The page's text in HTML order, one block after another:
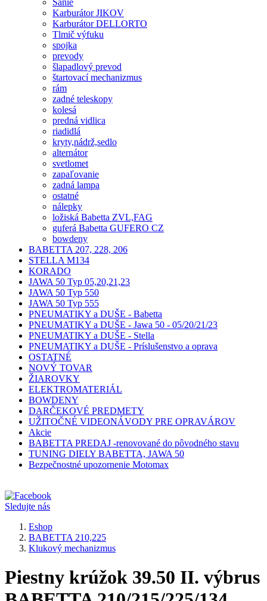
Sanie
Karburátor JIKOV
Karburátor DELLORTO
Tlmič výfuku
spojka
prevody
šlapadlový prevod
štartovací mechanizmus
rám
zadné teleskopy
kolesá
predná vidlica
riadidlá
kryty,nádrž,sedlo
alternátor
svetlomet
zapaľovanie
zadná lampa
ostatné
nálepky
ložiská Babetta ZVL,FAG
guferá Babetta GUFERO CZ
bowdeny
BABETTA 207, 228, 206
STELLA M134
KORADO
JAWA 50 Typ 05,20,21,23
JAWA 50 Typ 550
JAWA 50 Typ 555
PNEUMATIKY a DUŠE - Babetta
PNEUMATIKY a DUŠE - Jawa 50 - 05/20/21/23
PNEUMATIKY a DUŠE - Stella
PNEUMATIKY a DUŠE - Príslušenstvo a oprava
OSTATNÉ
NOVÝ TOVAR
ŽIAROVKY
ELEKTROMATERIÁL
BOWDENY
DARČEKOVÉ PREDMETY
UŽITOČNÉ VIDEONÁVODY PRE OPRAVÁROV
Akcie
BABETTA PREDAJ -renovované do pôvodného stavu
TUNING DIELY BABETTA, JAWA 50
Bezpečnostné upozornenie Motomax
Sledujte nás
Eshop
BABETTA 210,225
Klukový mechanizmus
Piestny krúžok 39.50 II. výbrus